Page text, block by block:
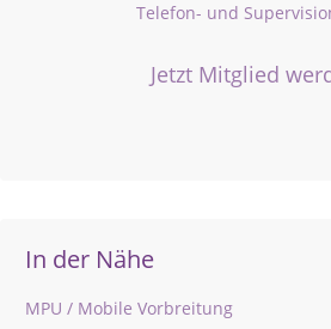
Telefon- und
Jetzt Mitglied
In der Nähe
MPU / Mobile Vorbreitung